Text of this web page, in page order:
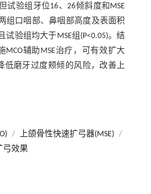
试验组牙位16、26倾斜度和MSE
组口咽部、鼻咽部高度及表面积
试验组均大于MSE组(P<0.05)。结
MCO辅助MSE治疗，可有效扩大
低磨牙过度颊倾的风险，改善上
/ 上颌骨性快速扩弓器(MSE) /
弓效果